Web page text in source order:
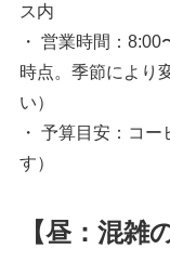
ス内
・ 営業時間：
時点。季節により
い）
・ 予算目安：コ
す）
【昼：混雑